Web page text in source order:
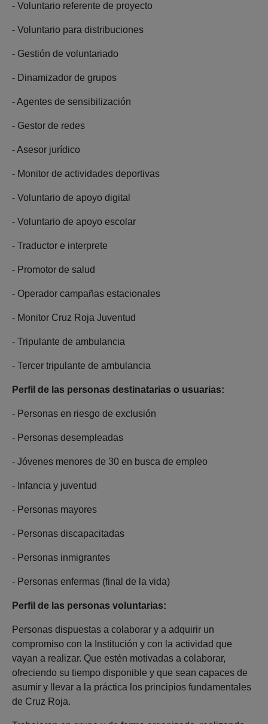
- Voluntario referente de proyecto
- Voluntario para distribuciones
- Gestión de voluntariado
- Dinamizador de grupos
- Agentes de sensibilización
- Gestor de redes
- Asesor jurídico
- Monitor de actividades deportivas
- Voluntario de apoyo digital
- Voluntario de apoyo escolar
- Traductor e interprete
- Promotor de salud
- Operador campañas estacionales
- Monitor Cruz Roja Juventud
- Tripulante de ambulancia
- Tercer tripulante de ambulancia
Perfil de las personas destinatarias o usuarias:
- Personas en riesgo de exclusión
- Personas desempleadas
- Jóvenes menores de 30 en busca de empleo
- Infancia y juventud
- Personas mayores
- Personas discapacitadas
- Personas inmigrantes
- Personas enfermas (final de la vida)
Perfil de las personas voluntarias:
Personas dispuestas a colaborar y a adquirir un
compromiso con la Institución y con la actividad que
vayan a realizar. Que estén motivadas a colaborar,
ofreciendo su tiempo disponible y que sean capaces de
asumir y llevar a la práctica los principios fundamentales
de Cruz Roja.